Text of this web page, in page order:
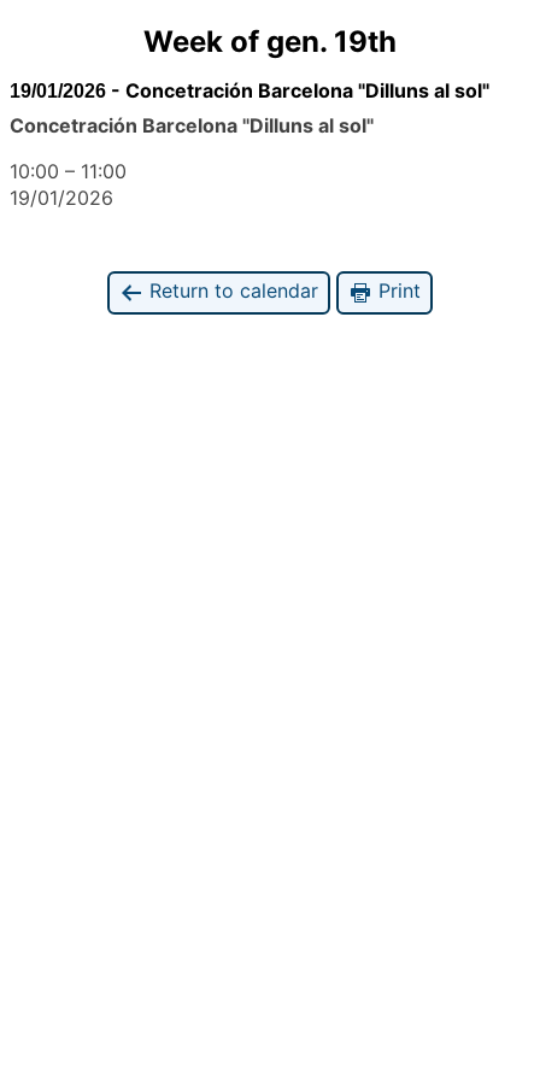
Week of gen. 19th
19/01/2026 - Concetración Barcelona "Dilluns al sol"
Concetración Barcelona "Dilluns al sol"
10:00 – 11:00
19/01/2026
Return to calendar Print